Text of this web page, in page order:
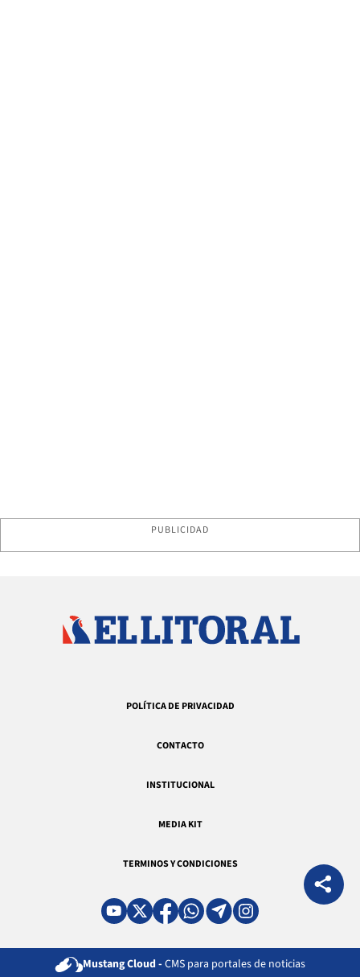
PUBLICIDAD
POLÍTICA DE PRIVACIDAD
CONTACTO
INSTITUCIONAL
MEDIA KIT
TERMINOS Y CONDICIONES
Mustang Cloud - CMS para portales de noticias